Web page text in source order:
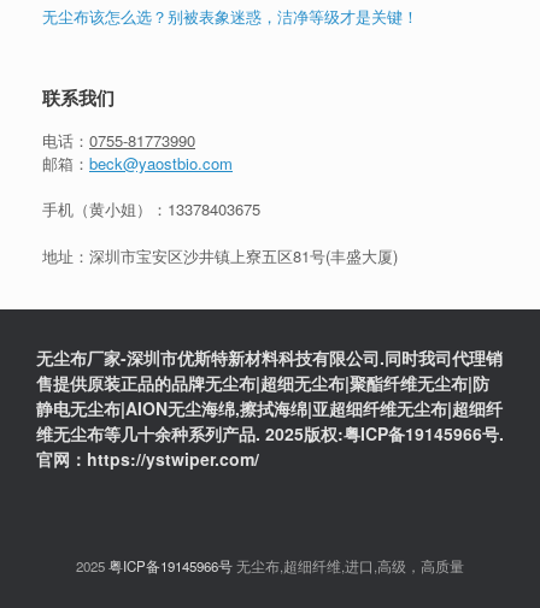
无尘布该怎么选？别被表象迷惑，洁净等级才是关键！
联系我们
电话： 0755-81773990
邮箱： beck@yaostbio.com
手机（黄小姐）： 13378403675
地址：深圳市宝安区沙井镇上寮五区81号(丰盛大厦)
无尘布厂家-深圳市优斯特新材料科技有限公司.同时我司代理销
售提供原装正品的品牌无尘布|超细无尘布|聚酯纤维无尘布|防
静电无尘布|AION无尘海绵,擦拭海绵|亚超细纤维无尘布|超细纤
维无尘布等几十余种系列产品. 2025版权:粤ICP备19145966号.
官网：https://ystwiper.com/
2025粤ICP备19145966号无尘布,超细纤维,进口,高级，高质量